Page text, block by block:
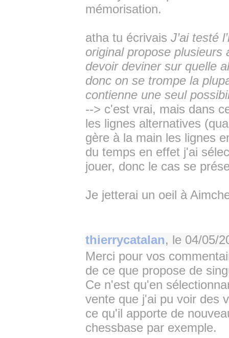
mémorisation.
atha tu écrivais J’ai testé
original propose
devoir deviner sur quelle
donc on se trompe la
contienne une seul
--> c'est vrai, mais dans
les lignes alternatives
gère à la main les lignes
du temps en effet j'ai
jouer, donc le cas se
Je jetterai un oeil à
thierrycatalan, le 04/05/
Merci pour vos
de ce que propose de
Ce n'est qu'en
vente que j'ai pu voir des
ce qu'il apporte de
chessbase par exemple.